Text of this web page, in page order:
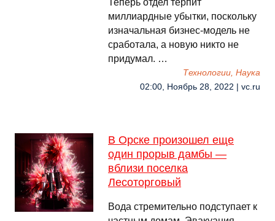
Теперь отдел терпит
миллиардные убытки, поскольку
изначальная бизнес-модель не
сработала, а новую никто не
придумал. …
Технологии, Наука
02:00, Ноябрь 28, 2022 | vc.ru
В Орске произошел еще
один прорыв дамбы —
вблизи поселка
Лесоторговый
Вода стремительно подступает к